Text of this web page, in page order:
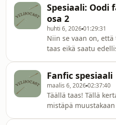
hallituksen jäsen ja
kolmas vieras, Sini.
keskustellaan Nevillen
traumaattisesta
suhdesotkuista sekä
vaihtoehtoisesta
olla valittu.
ArirangJasmin: The
Spesiaali: Oodi
osa 2
huhti 6, 202601:29:31
Niin se vaan on,
taas eikä saatu
jaksossa
maailman fanfictiosta
fandomin
jotain todella
siitä jaksossa.
Fanfic spesiaali
maalis 6, 202602:37:40
Täällä taas! Tällä
mistäpä